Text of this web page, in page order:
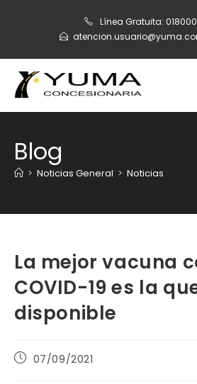
Línea Gratuita:
Blog
> Noticias General > Noticias
La mejor vacuna
COVID-19 es la
disponible
Publicación
07/09/2021